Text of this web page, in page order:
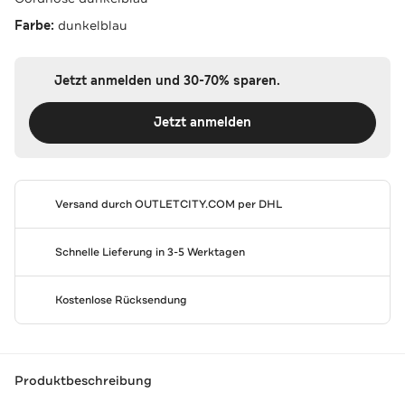
Farbe: dunkelblau
Jetzt anmelden und 30-70% sparen.
Jetzt anmelden
Versand durchOUTLETCITY.COM per DHL
Schnelle Lieferung in 3-5 Werktagen
Kostenlose Rücksendung
Produktbeschreibung